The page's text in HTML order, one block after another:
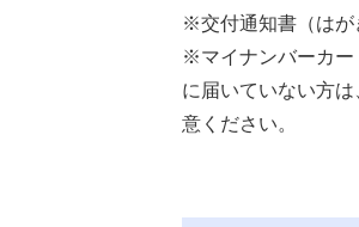
※交付通知書（はが
※マイナンバーカー
に届いていない方
意ください。